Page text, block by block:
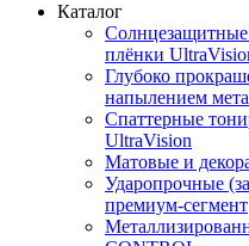
Каталог
плёнки
Глубоко
напылением
Спаттерные
UltraVision
Матовые и
Ударопрочные
премиум-сегмент